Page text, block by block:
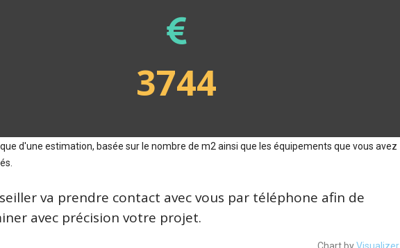
3744
d'une estimation, basée sur le nombre de m2 ainsi que les équipements que vous avez
va prendre contact avec vous par téléphone afin de
avec précision votre projet.
Chart byVisualizer